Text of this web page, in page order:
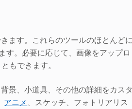
ます。これらのツールのほとんど
。必要に応じて、画像をアップロ
もできます。
景、小道具、その他の詳細をカス
アニメ 、スケッチ、フォトリアリス